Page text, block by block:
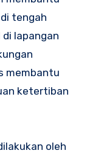
tengah
di lapangan
membantu
ketertiban
oleh